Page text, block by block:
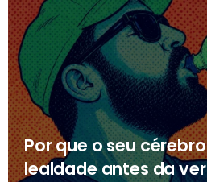
Por que o seu
lealdade antes da